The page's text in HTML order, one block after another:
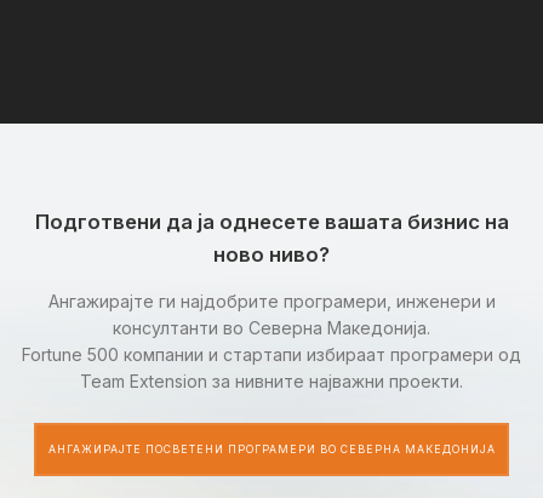
Подготвени да ја однесете вашата бизнис на
ново ниво?
Ангажирајте ги најдобрите програмери, инженери и
консултанти во Северна Македонија.
Fortune 500 компании и стартапи избираат програмери од
Team Extension за нивните најважни проекти.
АНГАЖИРАЈТЕ ПОСВЕТЕНИ ПРОГРАМЕРИ ВО СЕВЕРНА МАКЕДОНИЈА